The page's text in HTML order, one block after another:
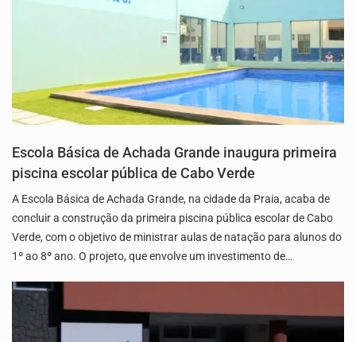
Escola Básica de Achada Grande inaugura primeira
piscina escolar pública de Cabo Verde
A Escola Básica de Achada Grande, na cidade da Praia, acaba de
concluir a construção da primeira piscina pública escolar de Cabo
Verde, com o objetivo de ministrar aulas de natação para alunos do
1º ao 8º ano. O projeto, que envolve um investimento de…